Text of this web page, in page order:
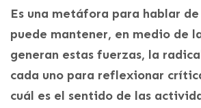
Es una metáfora para hablar
puede mantener, en medio de
generan estas fuerzas, la
cada uno para reflexionar
cuál es el sentido de las